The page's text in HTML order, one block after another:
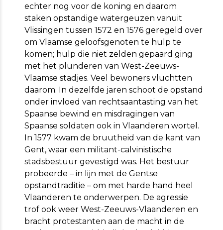
echter nog voor de koning en daarom
staken opstandige watergeuzen vanuit
Vlissingen tussen 1572 en 1576 geregeld over
om Vlaamse geloofsgenoten te hulp te
komen; hulp die niet zelden gepaard ging
met het plunderen van West-Zeeuws-
Vlaamse stadjes. Veel bewoners vluchtten
daarom. In dezelfde jaren schoot de opstand
onder invloed van rechtsaantasting van het
Spaanse bewind en misdragingen van
Spaanse soldaten ook in Vlaanderen wortel.
In 1577 kwam de bruutheid van de kant van
Gent, waar een militant-calvinistische
stadsbestuur gevestigd was. Het bestuur
probeerde – in lijn met de Gentse
opstandtraditie – om met harde hand heel
Vlaanderen te onderwerpen. De agressie
trof ook weer West-Zeeuws-Vlaanderen en
bracht protestanten aan de macht in de